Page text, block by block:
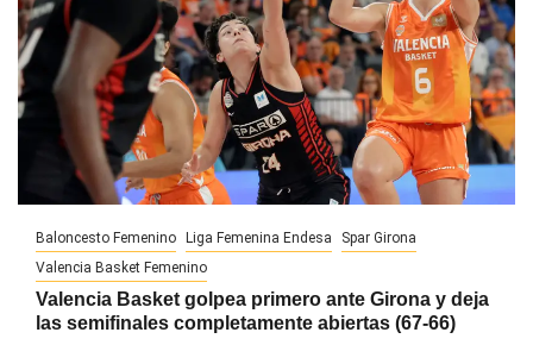
Baloncesto Femenino Liga Femenina Endesa
Spar Girona
Valencia Basket Femenino
Valencia Basket golpea primero ante Girona y deja
las semifinales completamente abiertas (67-66)